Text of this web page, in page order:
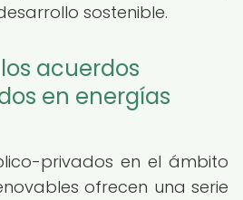
sostenible.
acuerdos
en energías
privados en el ámbito
ofrecen una serie